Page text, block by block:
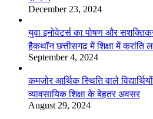
December 23, 2024
युवा इनोवेटर्स का पोषण और
हैकथॉन छत्तीसगढ़ में शिक्षा में क्रांति
September 4, 2024
कमजोर आर्थिक स्थिति वाले
व्यावसायिक शिक्षा के बेहतर अवसर
August 29, 2024